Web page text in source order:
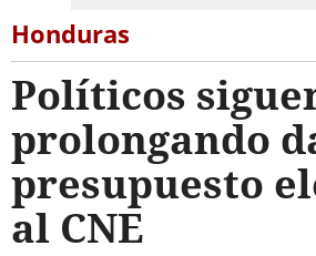
Honduras
Políticos
prolongando
presupuesto
al CNE